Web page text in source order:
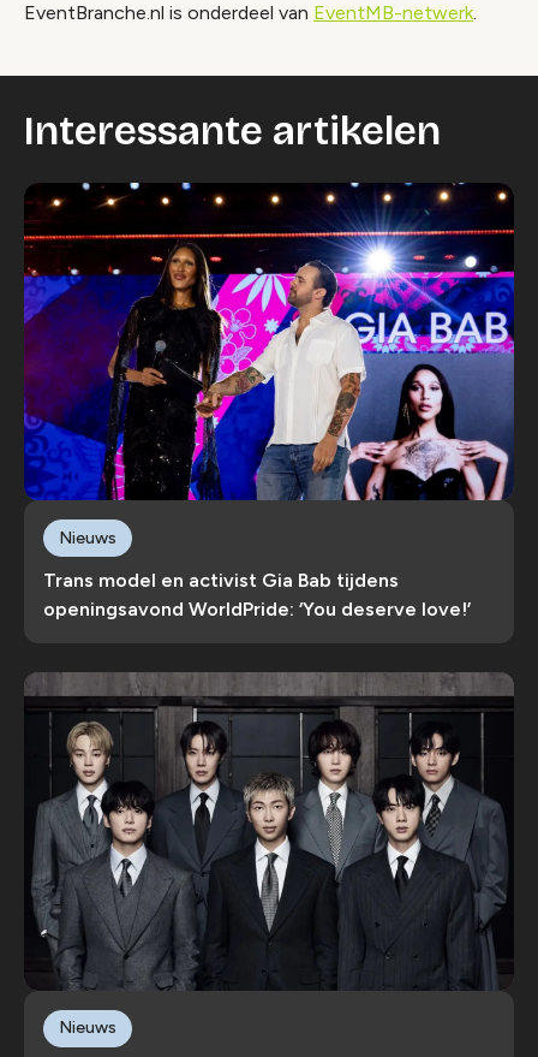
EventBranche.nl is onderdeel van EventMB-netwerk.
Interessante artikelen
Trans model en activist Gia Bab tijdens
openingsavond WorldPride: ‘You deserve love!’
Nieuws
Nieuws